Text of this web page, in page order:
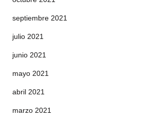
septiembre 2021
julio 2021
junio 2021
mayo 2021
abril 2021
marzo 2021